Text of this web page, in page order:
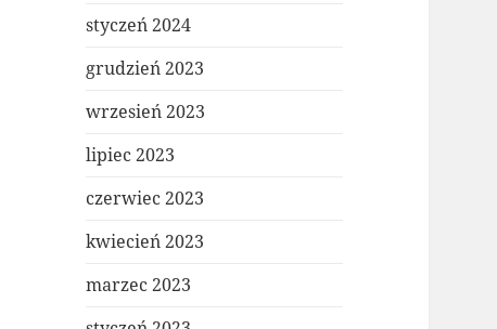
styczeń 2024
grudzień 2023
wrzesień 2023
lipiec 2023
czerwiec 2023
kwiecień 2023
marzec 2023